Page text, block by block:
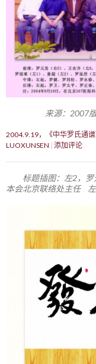
来源：2007
2004.9.19，《中华罗氏通
LUOXUNSEN 添加评论
标题插图：左2，
本会北京联络处主任